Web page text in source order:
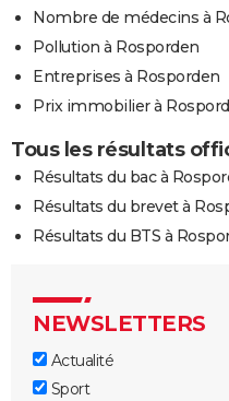
Nombre de médecins à
Pollution à Rosporden
Entreprises à Rosporden
Prix immobilier à
Tous les résultats
Résultats du bac à
Résultats du brevet à
Résultats du BTS à
NEWSLETTERS
Actualité
Sport